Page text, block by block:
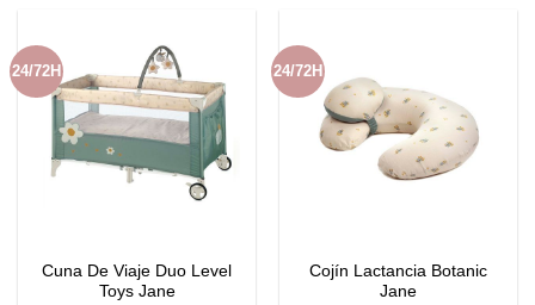
múltiples
variantes.
Las
opciones
pueden
página
de
Las
opciones
se
pueden
página
de
24/72H
Cuna De Viaje Duo Level
Toys Jane
24/72H
Cojín Lactancia Botanic
Jane